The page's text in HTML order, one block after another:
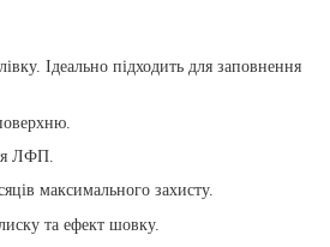
Ідеально підходить для заповнення
ЛФП.
максимального захисту.
та ефект шовку.